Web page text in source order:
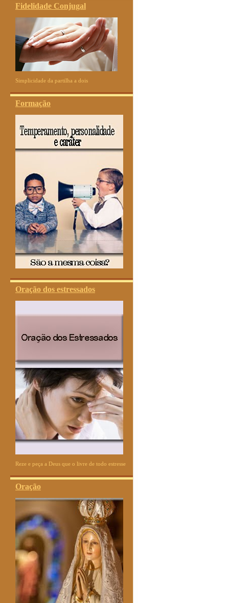
Fidelidade Conjugal
Simplicidade da partilha a dois
Formação
Oração dos estressados
Reze e peça a Deus que o livre de todo estresse
Oração